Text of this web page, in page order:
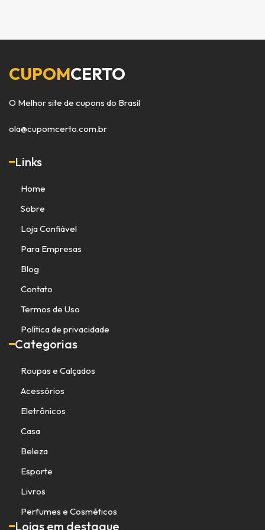
CUPOMCERTO
O Melhor site de cupons do Brasil
ola@cupomcerto.com.br
Links
Home
Sobre
Loja Confiável
Para Empresas
Blog
Contato
Termos de Uso
Política de privacidade
Categorias
Roupas e Calçados
Acessórios
Eletrônicos
Casa
Beleza
Esporte
Livros
Perfumes e Cosméticos
Lojas em destaque